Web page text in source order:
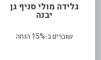
גלידה מולי סניף גן
יבנה
שוברים ב-15% הנחה